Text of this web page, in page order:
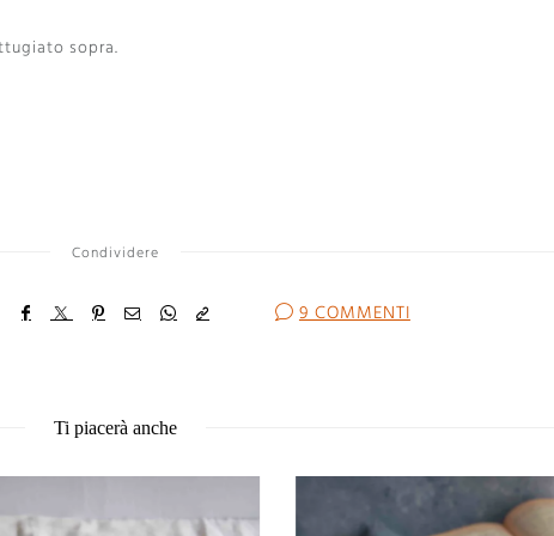
sopra.
Condividere
9 COMMENTI
Ti piacerà anche